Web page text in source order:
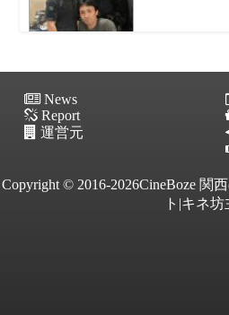
News
Report
運営元
Copyright © 2016-2026CineBoze 関
ト|キネ坊